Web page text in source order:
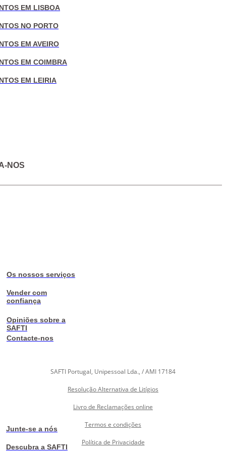
EM LISBOA
NO PORTO
EM AVEIRO
EM COIMBRA
EM LEIRIA
NOS
Os nossos serviços
Vender com
confiança
Opiniões sobre a
SAFTI
Contacte-nos
Junte-se a nós
Descubra a SAFTI
SAFTI Portugal, Unipessoal Lda., / AMI 17184
Resolução Alternativa de Litígios
Livro de Reclamações online
Termos e condições
Política de Privacidade